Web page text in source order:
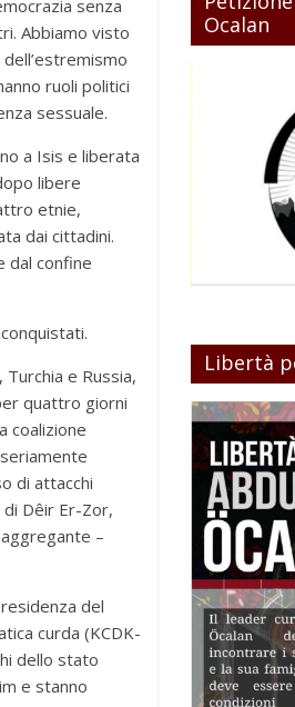
senza
Abbiamo visto
ruoli politici
sessuale.
a Isis e liberata
libere
etnie,
dai cittadini.
dal confine
e Russia,
quattro giorni
coalizione
di attacchi
di Dêir Er-Zor,
–
del
curda (KCDK-
dello stato
e stanno
Ocalan
Libertà